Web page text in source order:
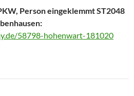
Person eingeklemmt ST2048
58798-hohenwart-181020